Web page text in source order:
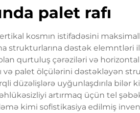
palet rafı
kosmın istifadəsini
strukturlarına dəstək
qurtuluş çərəziləri və
palet ölçülərini dəstəkləyən
düzəlişlərə uyğunlaşdırıla bilər
artırmaq üçün tel
kimi sofistikasiya edilmiş